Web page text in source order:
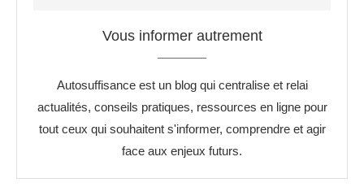
Vous informer autrement
Autosuffisance est un blog qui centralise et relai
actualités, conseils pratiques, ressources en ligne pour
tout ceux qui souhaitent s'informer, comprendre et agir
face aux enjeux futurs.